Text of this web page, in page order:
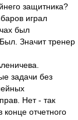
защитника?
играл
был
Значит тренер
задачи без
Нет - так
конце отчетного